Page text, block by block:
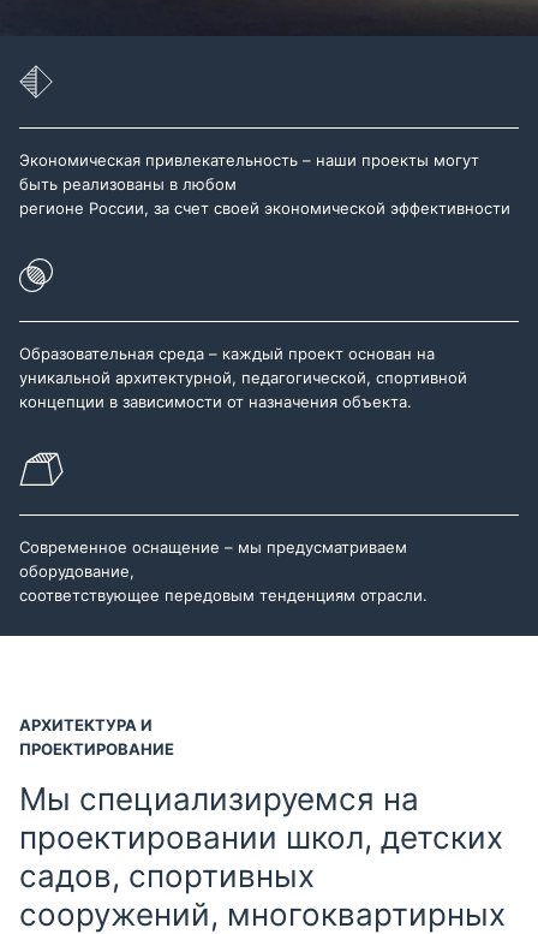
Экономическая привлекательность – наши проекты могут
быть реализованы в любом
регионе России, за счет своей экономической эффективности
Образовательная среда – каждый проект основан на
уникальной архитектурной, педагогической, спортивной
концепции в зависимости от назначения объекта.
Современное оснащение – мы предусматриваем
оборудование,
соответствующее передовым тенденциям отрасли.
АРХИТЕКТУРА И
ПРОЕКТИРОВАНИЕ
Мы специализируемся на
проектировании школ, детских
садов, спортивных
сооружений, многоквартирных